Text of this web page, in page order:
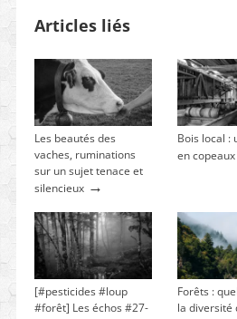
Articles liés
Les beautés des
vaches, ruminations
sur un sujet tenace et
silencieux→
Bois local :
en copeaux
[#pesticides #loup
#forêt] Les échos #27-
Forêts :
la diversité